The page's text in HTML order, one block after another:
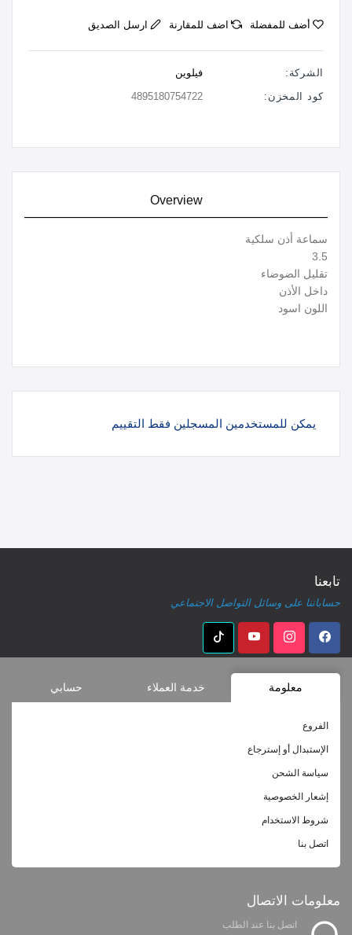
أضف للمفضلة اضف للمقارنة ارسل الصديق
الشركة:
فيلوين
كود المخزن:
4895180754722
Overview
سماعة أذن سلكية
3.5
تقليل الضوضاء
داخل الأذن
اللون اسود
يمكن للمستخدمين المسجلين فقط التقييم
تابعنا
حساباتنا على وسائل التواصل الاجتماعي
معلومة خدمة العملاء حسابي
معلومات الاتصال
اتصل بنا عند الطلب
الفروع
الإستبدال أو إسترجاع
سياسة الشحن
إشعار الخصوصية
شروط الاستخدام
اتصل بنا